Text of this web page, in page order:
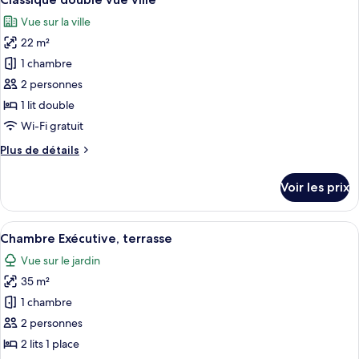
chambre
Suite
Junior,
terrasse
toutes
les
photos
pour
ce
type
de
chambre :
Classique
ville
Vue sur la ville
22 m²
1 chambre
2 personnes
1 lit double
Wi-Fi gratuit
Plus de détails
Plus
le
type
de
Classique
double
vue
ville
Voir les prix
Afficher
toutes
les
photos
pour
ce
type
Une chambre d’hôtel avec un lit, un
4
Chambre Exécutive, terrasse
Vue sur le jardin
35 m²
1 chambre
2 personnes
2 lits 1 place